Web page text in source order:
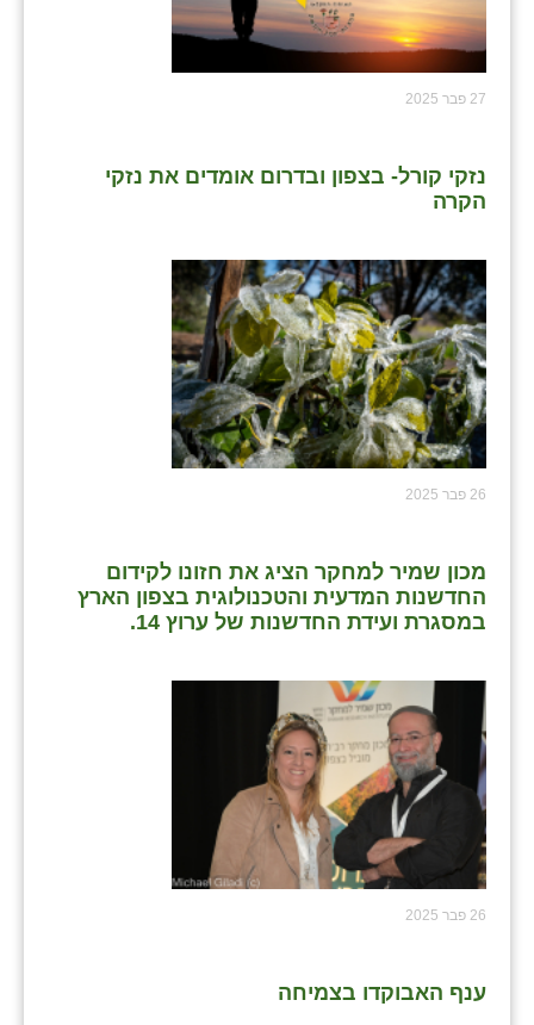
27 פבר 2025
נזקי קורל- בצפון ובדרום אומדים את נזקי
הקרה
26 פבר 2025
מכון שמיר למחקר הציג את חזונו לקידום
החדשנות המדעית והטכנולוגית בצפון הארץ
במסגרת ועידת החדשנות של ערוץ 14.
26 פבר 2025
ענף האבוקדו בצמיחה